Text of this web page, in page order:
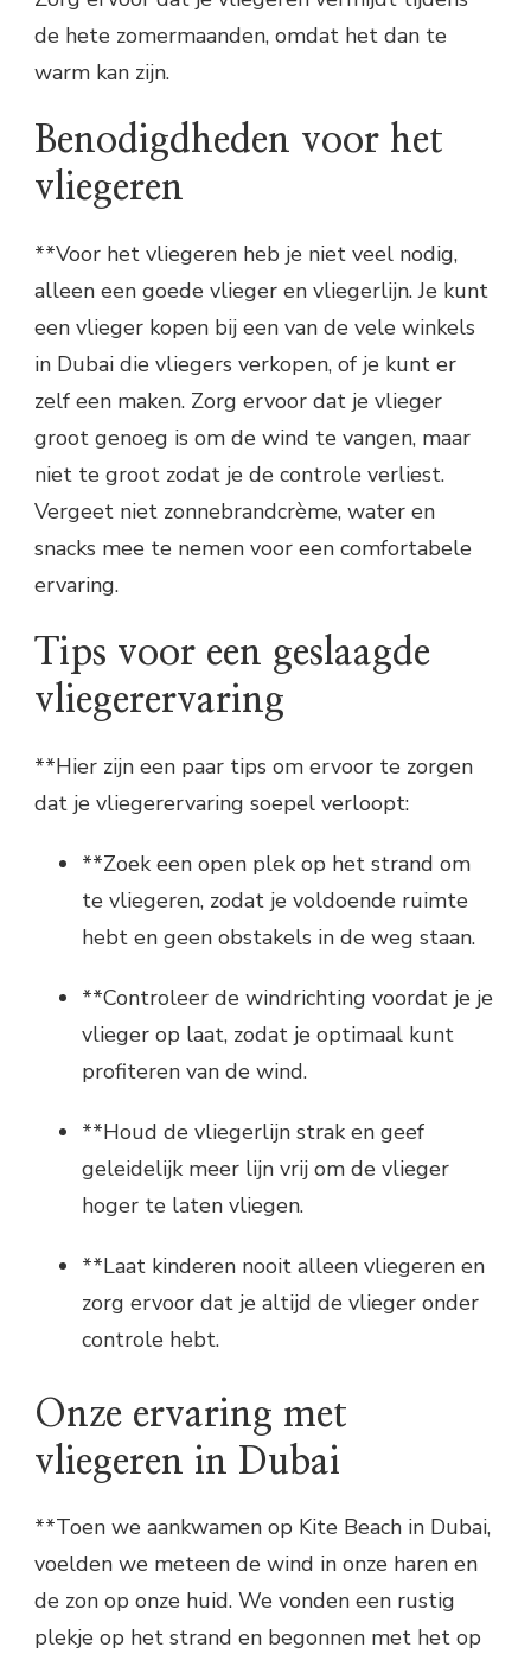
de hete zomermaanden, omdat het dan te
warm kan zijn.
Benodigdheden voor het
vliegeren
**Voor het vliegeren heb je niet veel nodig,
alleen een goede vlieger en vliegerlijn. Je kunt
een vlieger kopen bij een van de vele winkels
in Dubai die vliegers verkopen, of je kunt er
zelf een maken. Zorg ervoor dat je vlieger
groot genoeg is om de wind te vangen, maar
niet te groot zodat je de controle verliest.
Vergeet niet zonnebrandcrème, water en
snacks mee te nemen voor een comfortabele
ervaring.
Tips voor een geslaagde
vliegerervaring
**Hier zijn een paar tips om ervoor te zorgen
dat je vliegerervaring soepel verloopt:
**Zoek een open plek op het strand om
te vliegeren, zodat je voldoende ruimte
hebt en geen obstakels in de weg staan.
**Controleer de windrichting voordat je je
vlieger op laat, zodat je optimaal kunt
profiteren van de wind.
**Houd de vliegerlijn strak en geef
geleidelijk meer lijn vrij om de vlieger
hoger te laten vliegen.
**Laat kinderen nooit alleen vliegeren en
zorg ervoor dat je altijd de vlieger onder
controle hebt.
Onze ervaring met
vliegeren in Dubai
**Toen we aankwamen op Kite Beach in Dubai,
voelden we meteen de wind in onze haren en
de zon op onze huid. We vonden een rustig
plekje op het strand en begonnen met het op